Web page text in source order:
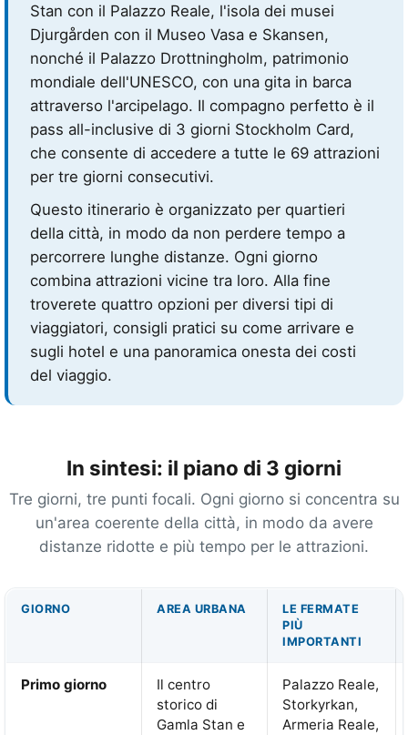
Stan con il Palazzo Reale, l'isola dei musei
Djurgården con il Museo Vasa e Skansen,
nonché il Palazzo Drottningholm, patrimonio
mondiale dell'UNESCO, con una gita in barca
attraverso l'arcipelago. Il compagno perfetto è il
pass all-inclusive di 3 giorni Stockholm Card,
che consente di accedere a tutte le 69 attrazioni
per tre giorni consecutivi.
Questo itinerario è organizzato per quartieri
della città, in modo da non perdere tempo a
percorrere lunghe distanze. Ogni giorno
combina attrazioni vicine tra loro. Alla fine
troverete quattro opzioni per diversi tipi di
viaggiatori, consigli pratici su come arrivare e
sugli hotel e una panoramica onesta dei costi
del viaggio.
In sintesi: il piano di 3 giorni
Tre giorni, tre punti focali. Ogni giorno si concentra su
un'area coerente della città, in modo da avere
distanze ridotte e più tempo per le attrazioni.
GIORNO AREA URBANA
LE FERMATE
PIÙ
IMPORTANTI
Primo giorno
Il centro
storico di
Gamla Stan e
Palazzo Reale,
Storkyrkan,
Armeria Reale,